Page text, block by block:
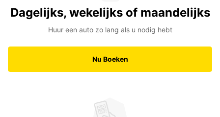
Dagelijks, wekelijks of maandelijks
Huur een auto zo lang als u nodig hebt
Nu Boeken